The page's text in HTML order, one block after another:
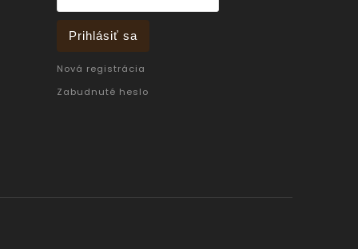
Prihlásiť sa
Nová registrácia
Zabudnuté heslo